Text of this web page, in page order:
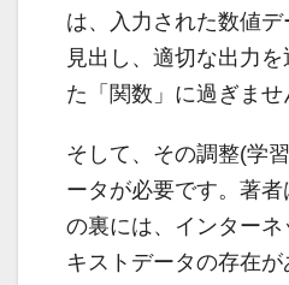
は、入力された数値
見出し、適切な出力
た「関数」に過ぎませ
そして、その調整(学
ータが必要です。著
の裏には、インター
キストデータの存在が